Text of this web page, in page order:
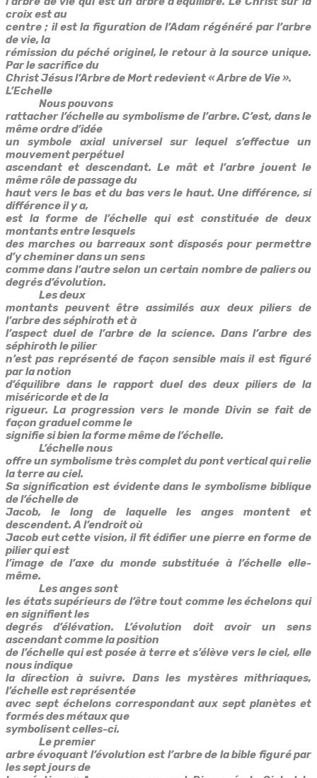
croix est au
centre ; il est la figuration de l’Adam régénéré par l’arbre
de vie, la
rémission du péché originel, le retour à la source unique.
Par le sacrifice du
Christ Jésus l’Arbre de Mort redevient « Arbre de Vie ».
L’Echelle
Nous pouvons
rattacher l’échelle au symbolisme de l’arbre. C’est, dans le
même ordre d’idée
un symbole axial universel sur lequel s’effectue un
mouvement perpétuel
ascendant et descendant. Le mât et l’arbre jouent le
même rôle de passage du
haut vers le bas et du bas vers le haut. Une différence, si
différence il y a,
est la forme de l’échelle qui est constituée de deux
montants entre lesquels
des marches ou barreaux sont disposés pour permettre
d’y cheminer dans un sens
comme dans l’autre selon un certain nombre de paliers ou
degrés d’évolution.
Les deux
montants peuvent être assimilés aux deux piliers de
l’arbre des séphiroth et à
l’aspect duel de l’arbre de la science. Dans l’arbre des
séphiroth le pilier
n’est pas représenté de façon sensible mais il est figuré
par la notion
d’équilibre dans le rapport duel des deux piliers de la
miséricorde et de la
rigueur. La progression vers le monde Divin se fait de
façon graduel comme le
signifie si bien la forme même de l’échelle.
L’échelle nous
offre un symbolisme très complet du pont vertical qui relie
la terre au ciel.
Sa signification est évidente dans le symbolisme biblique
de l’échelle de
Jacob, le long de laquelle les anges montent et
descendent. A l’endroit où
Jacob eut cette vision, il fit édifier une pierre en forme de
pilier qui est
l’image de l’axe du monde substituée à l’échelle elle-
même.
Les anges sont
les états supérieurs de l’être tout comme les échelons qui
en signifient les
degrés d’élévation. L’évolution doit avoir un sens
ascendant comme la position
de l’échelle qui est posée à terre et s’élève vers le ciel, elle
nous indique
la direction à suivre. Dans les mystères mithriaques,
l’échelle est représentée
avec sept échelons correspondant aux sept planètes et
formés des métaux que
symbolisent celles-ci.
Le premier
arbre évoquant l’évolution est l’arbre de la bible figuré par
les sept jours de